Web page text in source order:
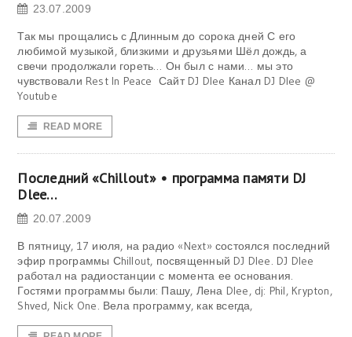
23.07.2009
Так мы прощались с Длинным до сорока дней С его
любимой музыкой, близкими и друзьями Шёл дождь, а
свечи продолжали гореть… Он был с нами… мы это
чувствовали Rest In Peace Сайт DJ Dlee Канал DJ Dlee @
Youtube
READ MORE
Последний «Chillout» • программа памяти DJ
Dlee…
20.07.2009
В пятницу, 17 июля, на радио «Next» состоялся последний
эфир программы Сhillout, посвященный DJ Dlee. DJ Dlee
работал на радиостанции с момента ее основания.
Гостями программы были: Пашу, Лена Dlee, dj: Phil, Krypton,
Shved, Nick One. Вела программу, как всегда,